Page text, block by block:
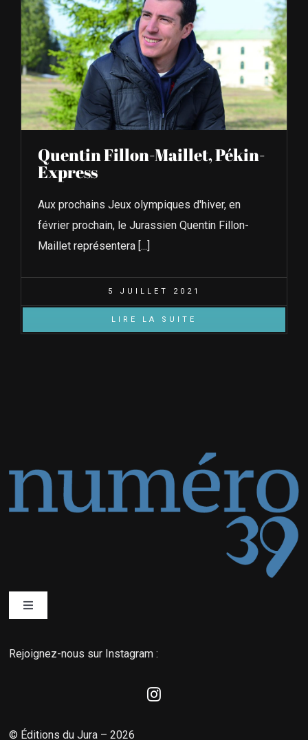
Quentin Fillon-Maillet, Pékin-
Express
Aux prochains Jeux olympiques d'hiver, en
février prochain, le Jurassien Quentin Fillon-
Maillet représentera [...]
5 JUILLET 2021
LIRE LA SUITE
Toggle
La boutique MyNordic
Rejoignez-nous sur Instagram :
© Éditions du Jura – 2026